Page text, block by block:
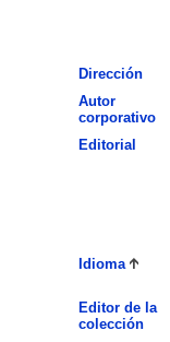
Dirección
Autor
corporativo
Editorial
Idioma
Editor de la
colección